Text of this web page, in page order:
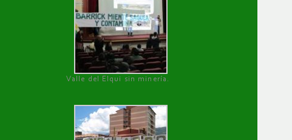
Valle del Elqui sin minería.